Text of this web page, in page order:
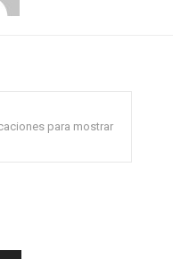
para mostrar